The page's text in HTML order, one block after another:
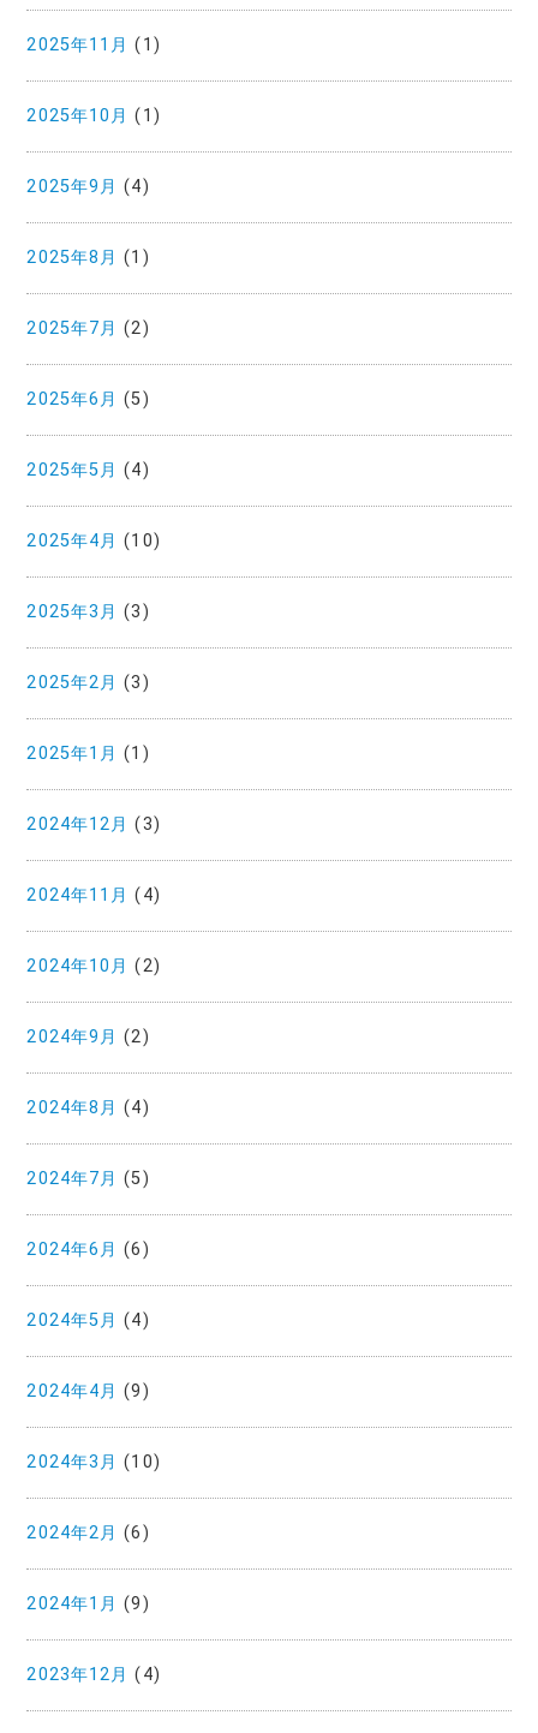
2025年11月 (1)
2025年10月 (1)
2025年9月 (4)
2025年8月 (1)
2025年7月 (2)
2025年6月 (5)
2025年5月 (4)
2025年4月 (10)
2025年3月 (3)
2025年2月 (3)
2025年1月 (1)
2024年12月 (3)
2024年11月 (4)
2024年10月 (2)
2024年9月 (2)
2024年8月 (4)
2024年7月 (5)
2024年6月 (6)
2024年5月 (4)
2024年4月 (9)
2024年3月 (10)
2024年2月 (6)
2024年1月 (9)
2023年12月 (4)